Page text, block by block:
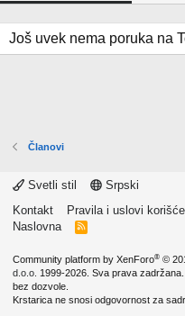
Još uvek nema poruka na
Članovi
Svetli stil
Srpski
Kontakt
Pravila i uslovi
Naslovna
R
Community platform by XenForo® ©
d.o.o. 1999-2026. Sva prava
bez dozvole.
Krstarica ne snosi odgovornost za